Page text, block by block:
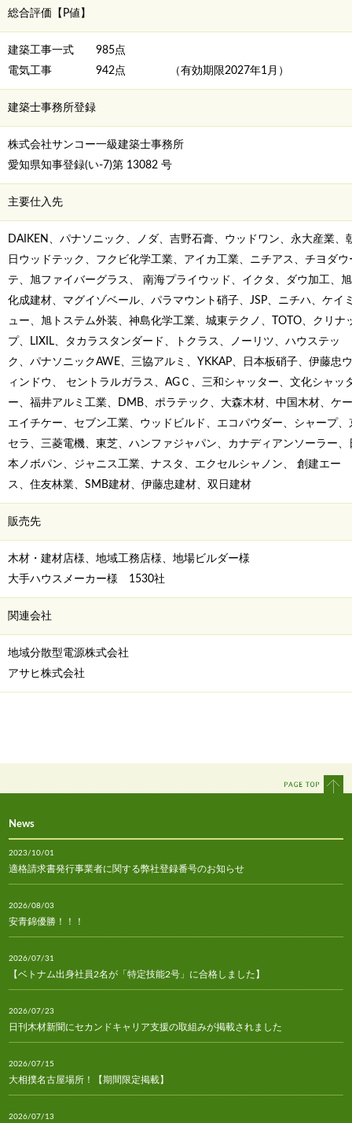
総合評価【P値】
建築工事一式 985点
電気工事 942点 （有効期限2027年1月）
建築士事務所登録
株式会社サンコー一級建築士事務所
愛知県知事登録(い-7)第 13082 号
主要仕入先
DAIKEN、パナソニック、ノダ、吉野石膏、ウッドワン、永大産業、
日ウッドテック、フクビ化学工業、アイカ工業、ニチアス、チヨダウ
テ、旭ファイバーグラス、 南海プライウッド、イクタ、ダウ加工、旭
化成建材、マグイゾベール、パラマウント硝子、JSP、ニチハ、ケイ
ュー、旭トステム外装、神島化学工業、城東テクノ、TOTO、クリナ
プ、LIXIL、タカラスタンダード、トクラス、ノーリツ、ハウステッ
ク、パナソニックAWE、三協アルミ、YKKAP、日本板硝子、伊藤忠ウ
ィンドウ、 セントラルガラス、AGＣ、三和シャッター、文化シャッ
ー、福井アルミ工業、DMB、ポラテック、大森木材、中国木材、ケー
エイチケー、セブン工業、ウッドビルド、エコパウダー、シャープ、
セラ、三菱電機、東芝、ハンファジャパン、カナディアンソーラー、
本ノボパン、ジャニス工業、ナスタ、エクセルシャノン、 創建エー
ス、住友林業、SMB建材、伊藤忠建材、双日建材
販売先
木材・建材店様、地域工務店様、地場ビルダー様
大手ハウスメーカー様 1530社
関連会社
地域分散型電源株式会社
アサヒ株式会社
News
2023/10/01
適格請求書発行事業者に関する弊社登録番号のお知らせ
2026/08/03
安青錦優勝！！！
2026/07/31
【ベトナム出身社員2名が「特定技能2号」に合格しました】
2026/07/23
日刊木材新聞にセカンドキャリア支援の取組みが掲載されました
2026/07/15
大相撲名古屋場所！【期間限定掲載】
2026/07/13